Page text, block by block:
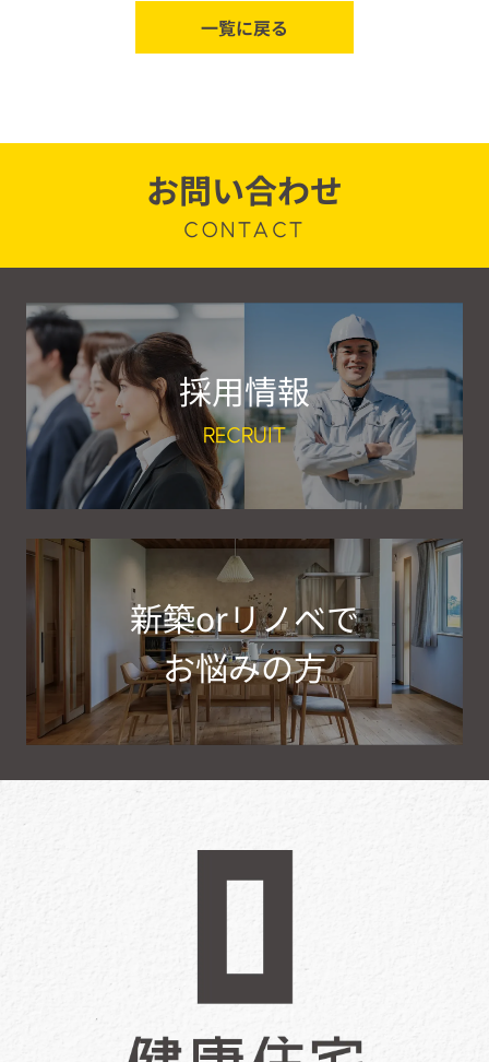
一覧に戻る
お問い合わせ
CONTACT
採用情報
RECRUIT
新築orリノベで
お悩みの方